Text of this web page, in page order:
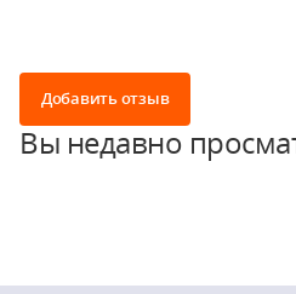
Добавить отзыв
Вы недавно